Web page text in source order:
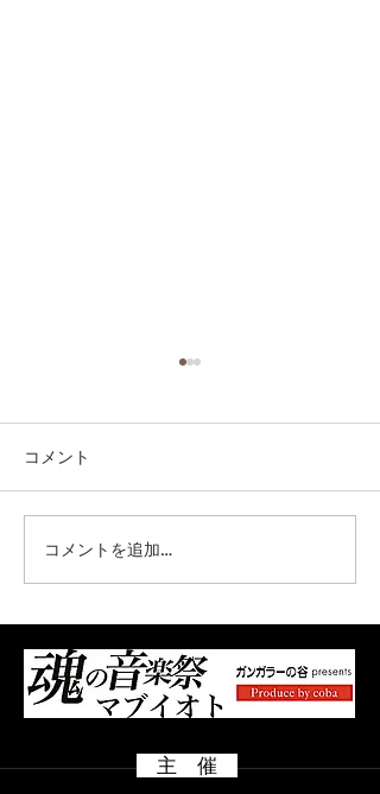
「イカスミの小さな焼き
リゾット」のワザ者
コメント
コメントを追加…
主 催